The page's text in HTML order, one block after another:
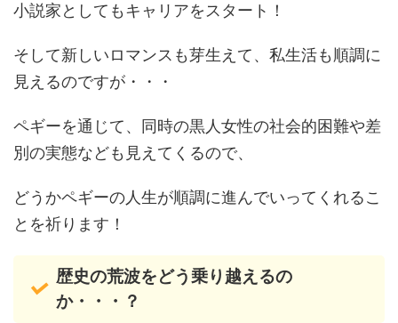
小説家としてもキャリアをスタート！
そして新しいロマンスも芽生えて、私生活も順調に
見えるのですが・・・
ペギーを通じて、同時の黒人女性の社会的困難や差
別の実態なども見えてくるので、
どうかペギーの人生が順調に進んでいってくれるこ
とを祈ります！
歴史の荒波をどう乗り越えるの
か・・・？